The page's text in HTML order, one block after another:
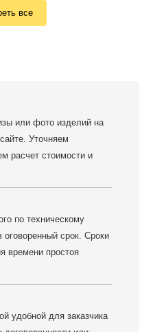
все
или фото изделий на
Уточняем
расчет стоимости и
по техническому
оговоренный срок. Сроки
времени простоя
удобной для заказчика